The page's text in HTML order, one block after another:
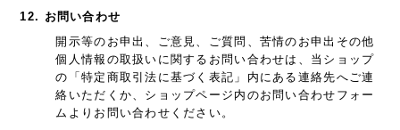
12. お問い合わせ
開示等のお申出、ご意見、ご質問、苦情のお申出その他
個人情報の取扱いに関するお問い合わせは、当ショップ
の「特定商取引法に基づく表記」内にある連絡先へご連
絡いただくか、ショップページ内のお問い合わせフォー
ムよりお問い合わせください。